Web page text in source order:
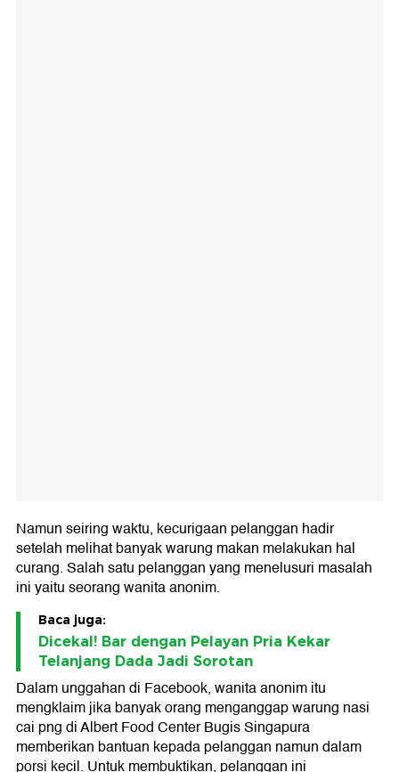
Namun seiring waktu, kecurigaan pelanggan hadir
setelah melihat banyak warung makan melakukan hal
curang. Salah satu pelanggan yang menelusuri masalah
ini yaitu seorang wanita anonim.
Baca juga:
Dicekal! Bar dengan Pelayan Pria Kekar
Telanjang Dada Jadi Sorotan
Dalam unggahan di Facebook, wanita anonim itu
mengklaim jika banyak orang menganggap warung nasi
cai png di Albert Food Center Bugis Singapura
memberikan bantuan kepada pelanggan namun dalam
porsi kecil. Untuk membuktikan, pelanggan ini